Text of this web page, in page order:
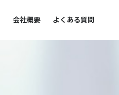
会社概要 よくある質問